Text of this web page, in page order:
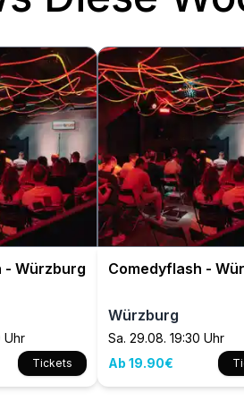
- Würzburg
Uhr
Tickets
Comedyflash -
Würzburg
Sa. 29.08. 19:30 Uhr
Ab 19.90€